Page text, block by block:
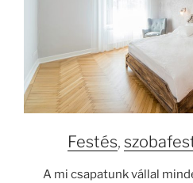
Festés,
A mi csapatunk vállal